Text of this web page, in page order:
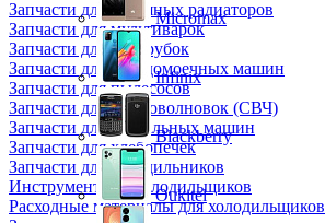
Запчасти для масляных радиаторов
Запчасти для мультиварок
Запчасти для мясорубок
Запчасти для посудомоечных машин
Запчасти для пылесосов
Запчасти для микроволновок (СВЧ)
Запчасти для стиральных машин
Запчасти для хлебопечек
Запчасти для холодильников
Инструмент для холодильщиков
Расходные материалы для холодильщиков
Micromax
Infinix
Blackberry
Oukitel